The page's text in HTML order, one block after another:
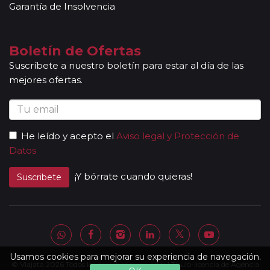
Usamos cookies para mejorar su experiencia de navegación.
conocimientos y buena disposición para atender al
locales que le permitirán conocer más a fondo la
cultura de los lugares visitados. En ocasiones, los
grupos son bilingües (normalmente español y
portugués), en estos casos nuestros guías
acompañantes podrán dar las explicaciones en dos
idiomas diferentes. Según circuito, le atenderá en su
guía-acompañante en función de la etapa. Los guías
acompañantes siempre estarán presentes en los
paseos incluidos, pero poseen múltiples funciones y
deben dedicación a la totalidad del grupo y no a una
guías pueden encontrarse realizando funciones bien
de coordinación, bien para otros grupos diferentes y
por tanto no estar disponibles en un momento
Garantía de Insolvencia
Boletín de Ofertas
Suscríbete a nuestro boletín para estar al día de las
mejores ofertas.
He leído y acepto el Aviso legal y Protección de
Datos
Suscribete ¡Y bórrate cuando quieras!
© Viajata 2026 Todos los derechos reservados | Título-licencia de Agencia